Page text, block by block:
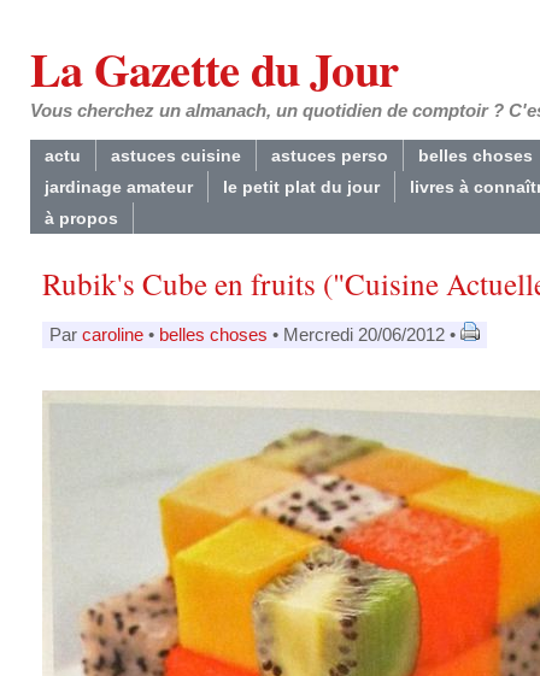
La Gazette du Jour
Vous cherchez un almanach, un quotidien de comptoir ?
actu astuces cuisine astuces perso
belles choses
jardinage amateur
le petit plat du jour
livres à
à propos
Rubik's Cube en fruits ("Cuisine
Par caroline • belles choses • Mercredi 20/06/2012 •